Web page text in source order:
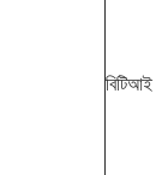
বিটিআই